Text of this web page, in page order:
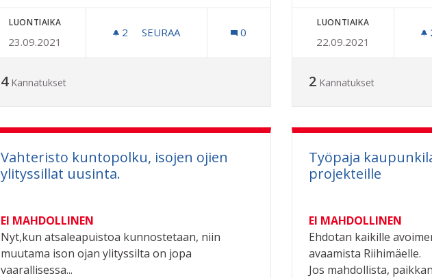
LUONTIAIKA
23.09.2021
2 2 SEURAAJAA
SEURAA
ESKARILAISTEN UIMAKOULU PIDEMPIKESTOISEKSI
0
4 Kannatukset
LUONTIAIKA
22.09.2021
2 Kannatukset
Vahteristo kuntopolku, isojen ojien
ylityssillat uusinta.
EI MAHDOLLINEN
Nyt,kun atsaleapuistoa kunnostetaan, niin
muutama ison ojan ylityssilta on jopa
vaarallisessa...
Työpaja
projekteille
EI MAHDOLLINEN
Ehdotan kaikille
avaamista Riihimäelle.
Jos mahdollista,